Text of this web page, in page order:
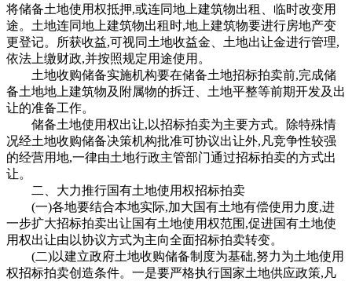
将储备土地使用权抵押,或连同地上建筑物出租、临时改变用
途。土地连同地上建筑物出租时,地上建筑物要进行房地产变
更登记。所获收益,可视同土地收益金、土地出让金进行管理,
依法上缴财政,并按照规定用途使用。
土地收购储备实施机构要在储备土地招标拍卖前,完成储
备土地地上建筑物及附属物的拆迁、土地平整等前期开发及出
让的准备工作。
储备土地使用权出让,以招标拍卖为主要方式。除特殊情
况经土地收购储备决策机构批准可协议出让外,凡竞争性较强
的经营用地,一律由土地行政主管部门通过招标拍卖的方式出
让。
二、大力推行国有土地使用权招标拍卖
(一)各地要结合本地实际,加大国有土地有偿使用力度,进
一步扩大招标拍卖出让国有土地使用权范围,促进国有土地使
用权出让由以协议方式为主向全面招标拍卖转变。
(二)以建立政府土地收购储备制度为基础,努力为土地使用
权招标拍卖创造条件。一是要严格执行国家土地供应政策,凡